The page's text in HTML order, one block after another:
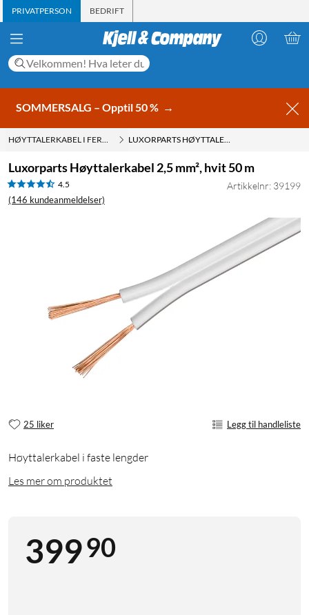
PRIVATPERSON BEDRIFT
SOMMERSALG – Opptil 50 % →
HØYTTALERKABEL I FERDIG LENGDE LUXORPARTS HØYTTALERKABEL 2,5 MM², HVIT 50 M
Luxorparts Høyttalerkabel 2,5 mm², hvit 50 m
4.5
(146 kundeanmeldelser)
Artikkelnr: 39199
25 liker Legg til handleliste
Høyttalerkabel i faste lengder
Les mer om produktet
39990